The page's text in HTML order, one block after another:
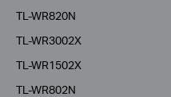
TL-WR820N
TL-WR3002X
TL-WR1502X
TL-WR802N